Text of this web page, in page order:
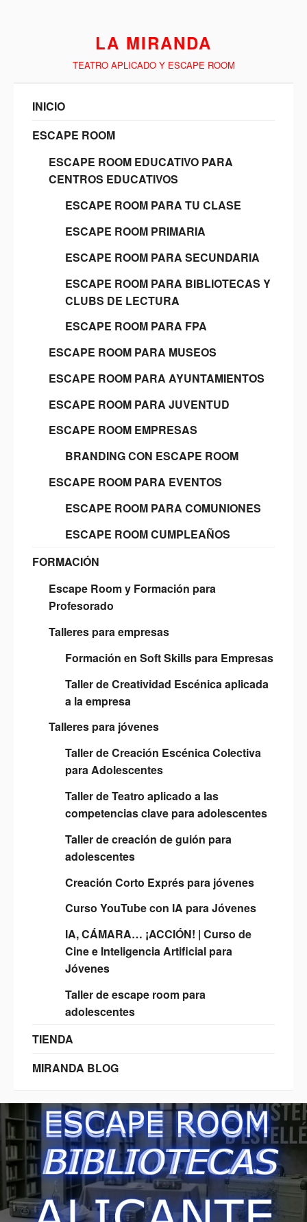
LA MIRANDA
TEATRO APLICADO Y ESCAPE ROOM
INICIO
ESCAPE ROOM
ESCAPE ROOM EDUCATIVO PARA
CENTROS EDUCATIVOS
ESCAPE ROOM PARA TU CLASE
ESCAPE ROOM PRIMARIA
ESCAPE ROOM PARA SECUNDARIA
ESCAPE ROOM PARA BIBLIOTECAS Y
CLUBS DE LECTURA
ESCAPE ROOM PARA FPA
ESCAPE ROOM PARA MUSEOS
ESCAPE ROOM PARA AYUNTAMIENTOS
ESCAPE ROOM PARA JUVENTUD
ESCAPE ROOM EMPRESAS
BRANDING CON ESCAPE ROOM
ESCAPE ROOM PARA EVENTOS
ESCAPE ROOM PARA COMUNIONES
ESCAPE ROOM CUMPLEAÑOS
FORMACIÓN
Escape Room y Formación para
Profesorado
Talleres para empresas
Formación en Soft Skills para Empresas
Taller de Creatividad Escénica aplicada
a la empresa
Talleres para jóvenes
Taller de Creación Escénica Colectiva
para Adolescentes
Taller de Teatro aplicado a las
competencias clave para adolescentes
Taller de creación de guión para
adolescentes
Creación Corto Exprés para jóvenes
Curso YouTube con IA para Jóvenes
IA, CÁMARA… ¡ACCIÓN! | Curso de
Cine e Inteligencia Artificial para
Jóvenes
Taller de escape room para
adolescentes
TIENDA
MIRANDA BLOG